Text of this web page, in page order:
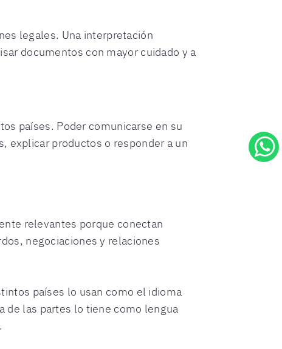
legales. Una interpretación
documentos con mayor cuidado y a
países. Poder comunicarse en su
explicar productos o responder a un
relevantes porque conectan
negociaciones y relaciones
países lo usan como el idioma
de las partes lo tiene como lengua